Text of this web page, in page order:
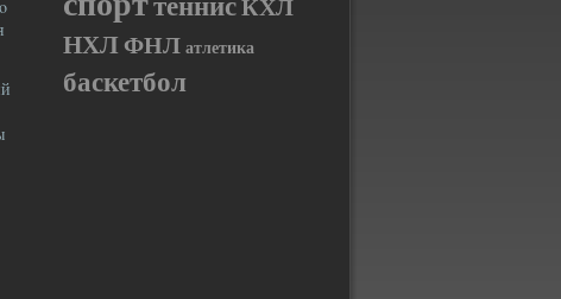
НХЛ ФНЛатлетика
баскетбол